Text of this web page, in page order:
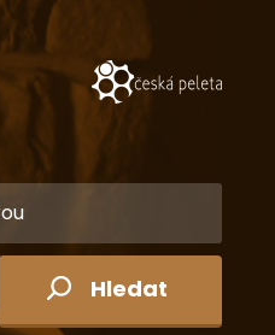
Hledat